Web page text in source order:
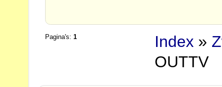
Pagina's:1 Index »
OUTTV